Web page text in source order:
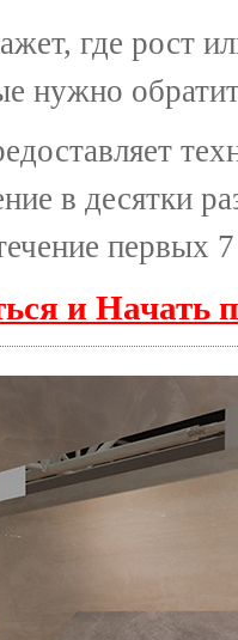
где рост
нужно
в десятки
первых
и Начать